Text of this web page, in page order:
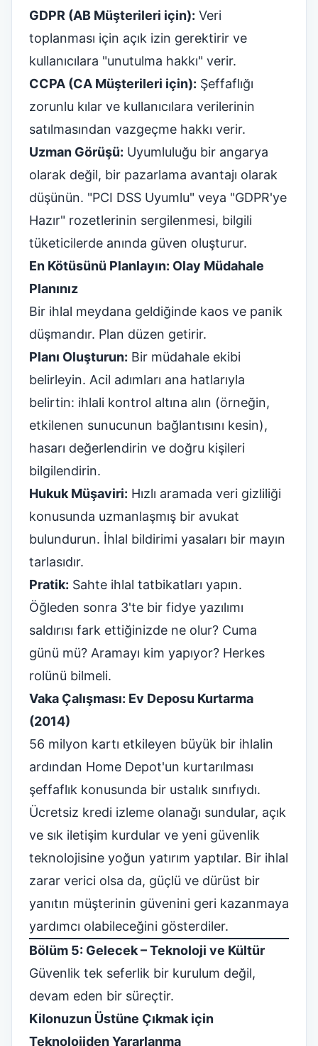
GDPR (AB Müşterileri için): Veri
toplanması için açık izin gerektirir ve
kullanıcılara "unutulma hakkı" verir.
CCPA (CA Müşterileri için): Şeffaflığı
zorunlu kılar ve kullanıcılara verilerinin
satılmasından vazgeçme hakkı verir.
Uzman Görüşü: Uyumluluğu bir angarya
olarak değil, bir pazarlama avantajı olarak
düşünün. "PCI DSS Uyumlu" veya "GDPR'ye
Hazır" rozetlerinin sergilenmesi, bilgili
tüketicilerde anında güven oluşturur.
En Kötüsünü Planlayın: Olay Müdahale
Planınız
Bir ihlal meydana geldiğinde kaos ve panik
düşmandır. Plan düzen getirir.
Planı Oluşturun: Bir müdahale ekibi
belirleyin. Acil adımları ana hatlarıyla
belirtin: ihlali kontrol altına alın (örneğin,
etkilenen sunucunun bağlantısını kesin),
hasarı değerlendirin ve doğru kişileri
bilgilendirin.
Hukuk Müşaviri: Hızlı aramada veri gizliliği
konusunda uzmanlaşmış bir avukat
bulundurun. İhlal bildirimi yasaları bir mayın
tarlasıdır.
Pratik: Sahte ihlal tatbikatları yapın.
Öğleden sonra 3'te bir fidye yazılımı
saldırısı fark ettiğinizde ne olur? Cuma
günü mü? Aramayı kim yapıyor? Herkes
rolünü bilmeli.
Vaka Çalışması: Ev Deposu Kurtarma
(2014)
56 milyon kartı etkileyen büyük bir ihlalin
ardından Home Depot'un kurtarılması
şeffaflık konusunda bir ustalık sınıfıydı.
Ücretsiz kredi izleme olanağı sundular, açık
ve sık iletişim kurdular ve yeni güvenlik
teknolojisine yoğun yatırım yaptılar. Bir ihlal
zarar verici olsa da, güçlü ve dürüst bir
yanıtın müşterinin güvenini geri kazanmaya
yardımcı olabileceğini gösterdiler.
Bölüm 5: Gelecek – Teknoloji ve Kültür
Güvenlik tek seferlik bir kurulum değil,
devam eden bir süreçtir.
Kilonuzun Üstüne Çıkmak için
Teknolojiden Yararlanma